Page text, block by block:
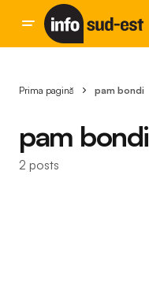
Prima pagină pam bondi
pam bondi
2 posts